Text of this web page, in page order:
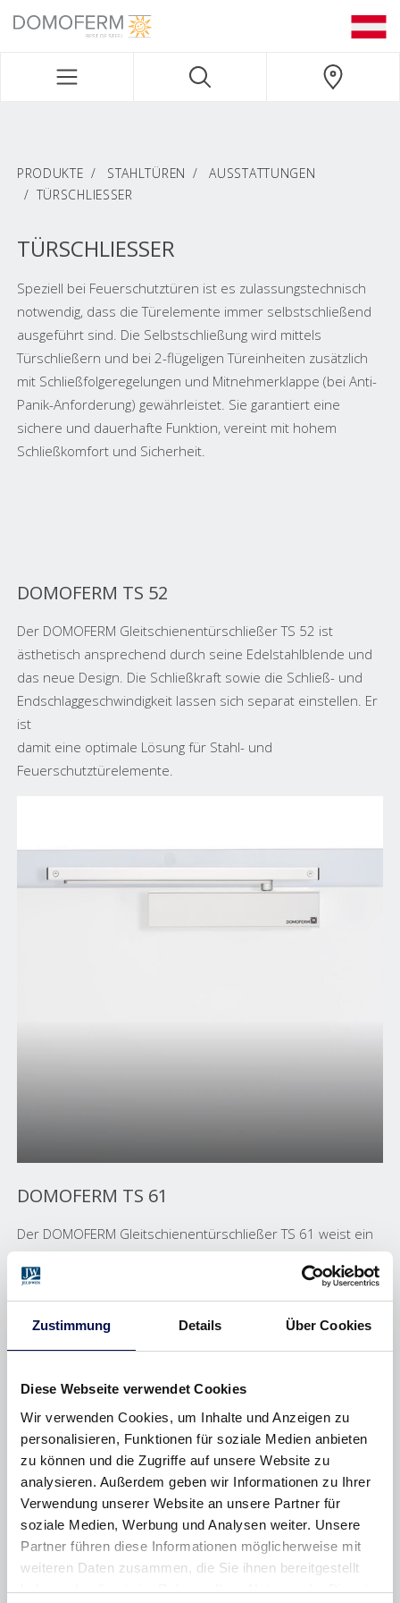
Zustimmung Details Über Cookies
Diese Webseite verwendet Cookies
Wir verwenden Cookies, um Inhalte und Anzeigen zu
personalisieren, Funktionen für soziale Medien anbieten
zu können und die Zugriffe auf unsere Website zu
analysieren. Außerdem geben wir Informationen zu Ihrer
Verwendung unserer Website an unsere Partner für
soziale Medien, Werbung und Analysen weiter. Unsere
Partner führen diese Informationen möglicherweise mit
weiteren Daten zusammen, die Sie ihnen bereitgestellt
haben oder die sie im Rahmen Ihrer Nutzung der Dienste
DOMOFERM NAVIGATION
PRODUKTE STAHLTÜREN
AUSSTATTUNGEN
TÜRSCHLIESSER
TÜRSCHLIESSER
Speziell bei Feuerschutztüren ist es zulassungstechnisch
notwendig, dass die Türelemente immer selbstschließend
ausgeführt sind. Die Selbstschließung wird mittels
Türschließern und bei 2-flügeligen Türeinheiten zusätzlich
mit Schließfolgeregelungen und Mitnehmerklappe (bei Anti-
Panik-Anforderung) gewährleistet. Sie garantiert eine
sichere und dauerhafte Funktion, vereint mit hohem
Schließkomfort und Sicherheit.
DOMOFERM TS 52
Der DOMOFERM Gleitschienentürschließer TS 52 ist
ästhetisch ansprechend durch seine Edelstahlblende und
das neue Design. Die Schließkraft sowie die Schließ- und
Endschlaggeschwindigkeit lassen sich separat einstellen. Er
ist
damit eine optimale Lösung für Stahl- und
Feuerschutztürelemente.
DOMOFERM TS 61
Der DOMOFERM Gleitschienentürschließer TS 61 weist ein
besonders formschönes Design durch seine
Edelstahlabdeckung auf. Auch bei ihm sind die Schließkraft
sowie die Schließ- und Endschlaggeschwindigkeit separat
einstellbar. Optional ist eine komplette Edelstahlabdeckung
für Schließer und Gleitschiene lieferbar.